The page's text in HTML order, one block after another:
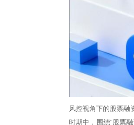
风控视角下的股票
时期中，围绕“股票